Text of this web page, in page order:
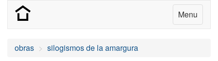
Menu
obras silogismos de la amargura